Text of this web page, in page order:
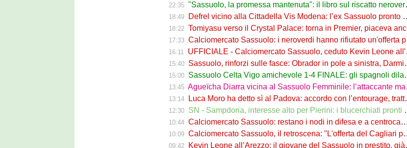
22:35 "Sassuolo, la promessa mantenuta": il libro sul riscatto neroverde su Amazon e in libreria
18:49 Defrel vicino alla Cittadella Vis Modena: l’ex Sassuolo pronto a scendere in Serie D
18:22 Tomiyasu verso il Crystal Palace: torna in Premier, piaceva anche al Sassuolo
17:33 Calciomercato Sassuolo: i neroverdi hanno rifiutato un'offerta per Pinamonti
16:11 UFFICIALE - Calciomercato Sassuolo, ceduto Kevin Leone all'Arezzo: il comunicato
15:40 Sassuolo, rinforzi sulle fasce: Obrador in pole a sinistra, Darmian soluzione a destra
15:00 Sassuolo Celta Vigo amichevole 1-4 FINALE: gli spagnoli dilagano nel finale
13:45 Agueïcha Diarra vicina al Sassuolo Femminile: l’attaccante maliana a parametro zero dal PSG
13:14 Luca Moro ha detto sì al Padova: accordo con l’entourage, trattativa con il Sassuolo in corso
12:30 SN - Sampdoria, interesse alto per Pierini: i blucerchiati pronti a riprovarci a fine calciomercato
10:44 Calciomercato Sassuolo: restano i nodi in difesa e a centrocampo. Occhio alle uscite
10:09 Calciomercato Sassuolo, il retroscena: "L'offerta del Cagliari per Adzic era più alta"
09:42 Kevin Leone all’Arezzo: il giovane del Sassuolo in prestito, già in campo a Rigutino